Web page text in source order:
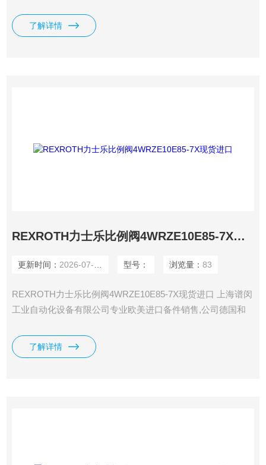
优势。 价格优: 我们直接从工厂拿报价，避开许多中间环节，
许多工厂给我们提供固定折扣，确保我们给客户惠的价格。
了解详情
REXROTH力士乐比例阀4WRZE10E85-7X现货进口
更新时间： 2026-07-20 型号： 浏览量： 83
REXROTH力士乐比例阀4WRZE10E85-7X现货进口 上海谱闵
工业自动化设备有限公司专业欧美进口备件销售,公司德国和
具优势。 价格优: 我们直接从工厂拿报价，避开许多中间环
节，许多工厂给我们提供固定折扣，确保我们给客户惠的价
了解详情